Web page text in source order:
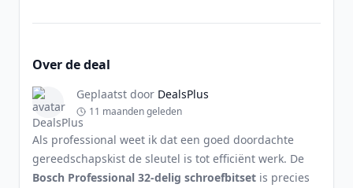
Over de deal
Geplaatst door DealsPlus
11 maanden geleden
Als professional weet ik dat een goed doordachte
gereedschapskist de sleutel is tot efficiënt werk. De
Bosch Professional 32-delig schroefbitset is precies